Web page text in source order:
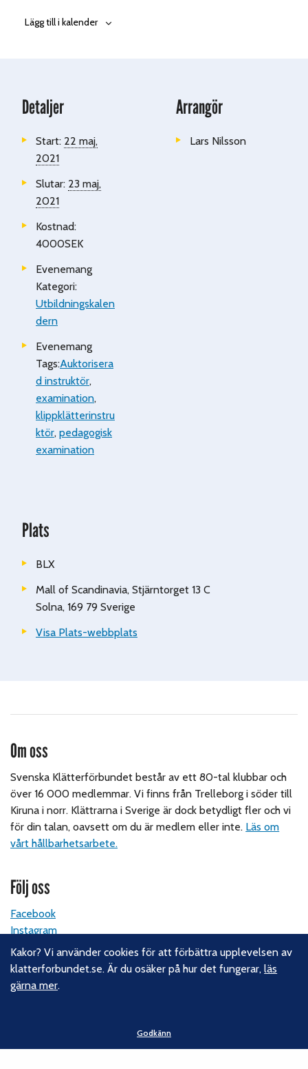
Lägg till i kalender
Detaljer
Start: 22 maj,
2021
Slutar: 23 maj,
2021
Kostnad:
4000SEK
Evenemang
Kategori:
Utbildningskalen
dern
Evenemang
Tags:Auktorisera
d instruktör,
examination,
klippklätterinstru
ktör, pedagogisk
examination
Plats
BLX
Mall of Scandinavia, Stjärntorget 13 C
Solna, 169 79 Sverige
Visa Plats-webbplats
Arrangör
Lars Nilsson
Om oss
Svenska Klätterförbundet består av ett 80-tal klubbar och
över 16 000 medlemmar. Vi finns från Trelleborg i söder till
Kiruna i norr. Klättrarna i Sverige är dock betydligt fler och vi
för din talan, oavsett om du är medlem eller inte. Läs om
vårt hållbarhetsarbete.
Följ oss
Facebook
Instagram
Linkedin
Nyhetsbrev
Gotlandsgatan 46
Kakor? Vi använder cookies för att förbättra upplevelsen av
klatterforbundet.se. Är du osäker på hur det fungerar,läs
gärna mer.
Godkänn